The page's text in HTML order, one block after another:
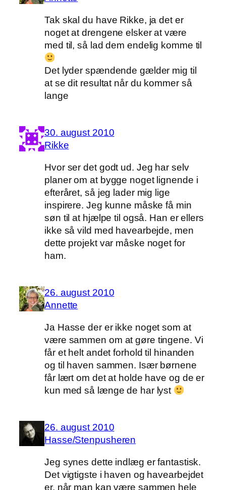
Tak skal du have Rikke, ja det er
noget at drengene elsker at være
med til, så lad dem endelig komme til
Det lyder spændende gælder mig til
at se dit resultat når du kommer så
lange
30. august 2010
Rikke
Hvor ser det godt ud. Jeg har selv
planer om at bygge noget lignende i
efteråret, så jeg lader mig lige
inspirere. Jeg kunne måske få min
søn til at hjælpe til også. Han er ellers
ikke så vild med havearbejde, men
dette projekt var måske noget for
ham.
26. august 2010
Annette
Ja Hasse der er ikke noget som at
være sammen om at gøre tingene. Vi
får et helt andet forhold til hinanden
og til haven sammen. Især børnene
får lært om det at holde have og de er
kun med så længe de har lyst
26. august 2010
Hasse/Stenpusheren
Jeg synes dette indlæg er fantastisk.
Det vigtigste i haven og havearbejdet
er, når man kan være sammen hele